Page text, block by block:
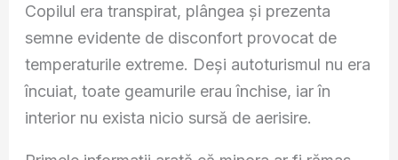
Copilul era transpirat, plângea și prezenta
semne evidente de disconfort provocat de
temperaturile extreme. Deși autoturismul nu era
încuiat, toate geamurile erau închise, iar în
interior nu exista nicio sursă de aerisire.